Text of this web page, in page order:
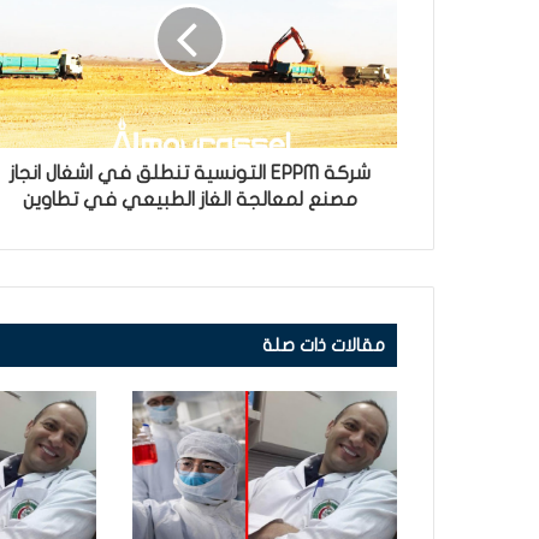
شركة EPPM التونسية تنطلق في اشغال انجاز
مصنع لمعالجة الغاز الطبيعي في تطاوين
مقالات ذات صلة